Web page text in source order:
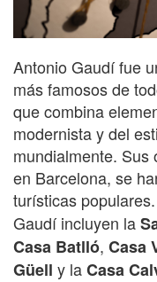
Antonio Gaudí fue
más famosos de
que combina
modernista y del
mundialmente.
en Barcelona, ​​se
turísticas
Gaudí incluyen la
Casa Batlló, Casa
Güell y laCasa